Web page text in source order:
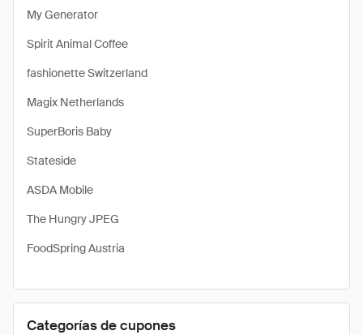
My Generator
Spirit Animal Coffee
fashionette Switzerland
Magix Netherlands
SuperBoris Baby
Stateside
ASDA Mobile
The Hungry JPEG
FoodSpring Austria
Categorías de cupones